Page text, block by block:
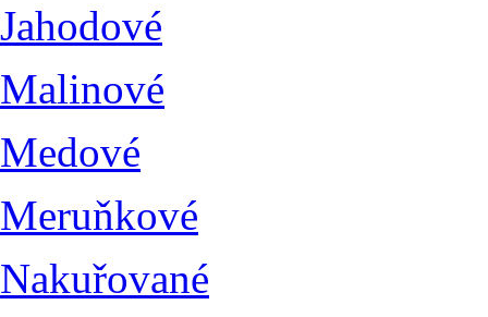
Jahodové
Malinové
Medové
Meruňkové
Nakuřované